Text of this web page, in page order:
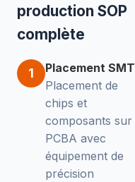
production SOP
complète
1
Placement SMT
Placement de
chips et
composants sur
PCBA avec
équipement de
précision